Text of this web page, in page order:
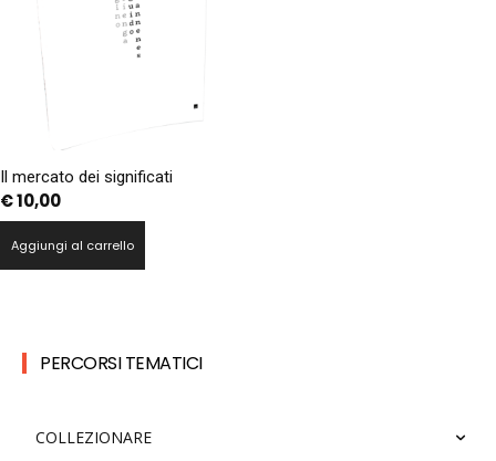
Il mercato dei significati
€10,00
Aggiungi al carrello
PERCORSI TEMATICI
COLLEZIONARE